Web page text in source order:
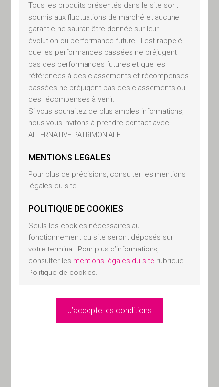
mobilières ou tout autre produit
de gestion ou d’investissement.
PROTECTION DES
DONNEES –
RGPD
Mis en place en mai 2018, le
Règlement Général sur la
Protection des Données,
applicable en Europe, vise la
ainsi « les clients » en renforçant
leurs droits et en
qui collectent ces données.
Alternative Patrimoniale accorde
une importance particulière à la
protection de vos données
personnelles.
la collecte et du traitement de
vos données personnelles dans
le cadre de nos activités. Nous
Tous les produits présentés dans le site sont
soumis aux fluctuations de marché et aucune
garantie ne saurait être donnée sur leur
évolution ou performance future. Il est rappelé
que les performances passées ne préjugent
pas des performances futures et que les
références à des classements et récompenses
passées ne préjugent pas des classements ou
des récompenses à venir.
Si vous souhaitez de plus amples informations,
nous vous invitons à prendre contact avec
ALTERNATIVE PATRIMONIALE
MENTIONS LEGALES
Pour plus de précisions, consulter les mentions
légales du site
POLITIQUE DE COOKIES
Seuls les cookies nécessaires au
fonctionnement du site seront déposés sur
votre terminal. Pour plus d’informations,
consulter les mentions légales du site rubrique
Politique de cookies.